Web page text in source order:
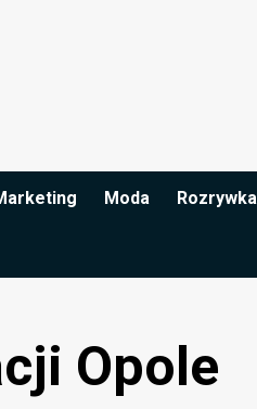
Moda Rozrywka
Opole